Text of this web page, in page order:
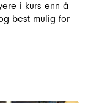
i kurs enn å
best mulig for